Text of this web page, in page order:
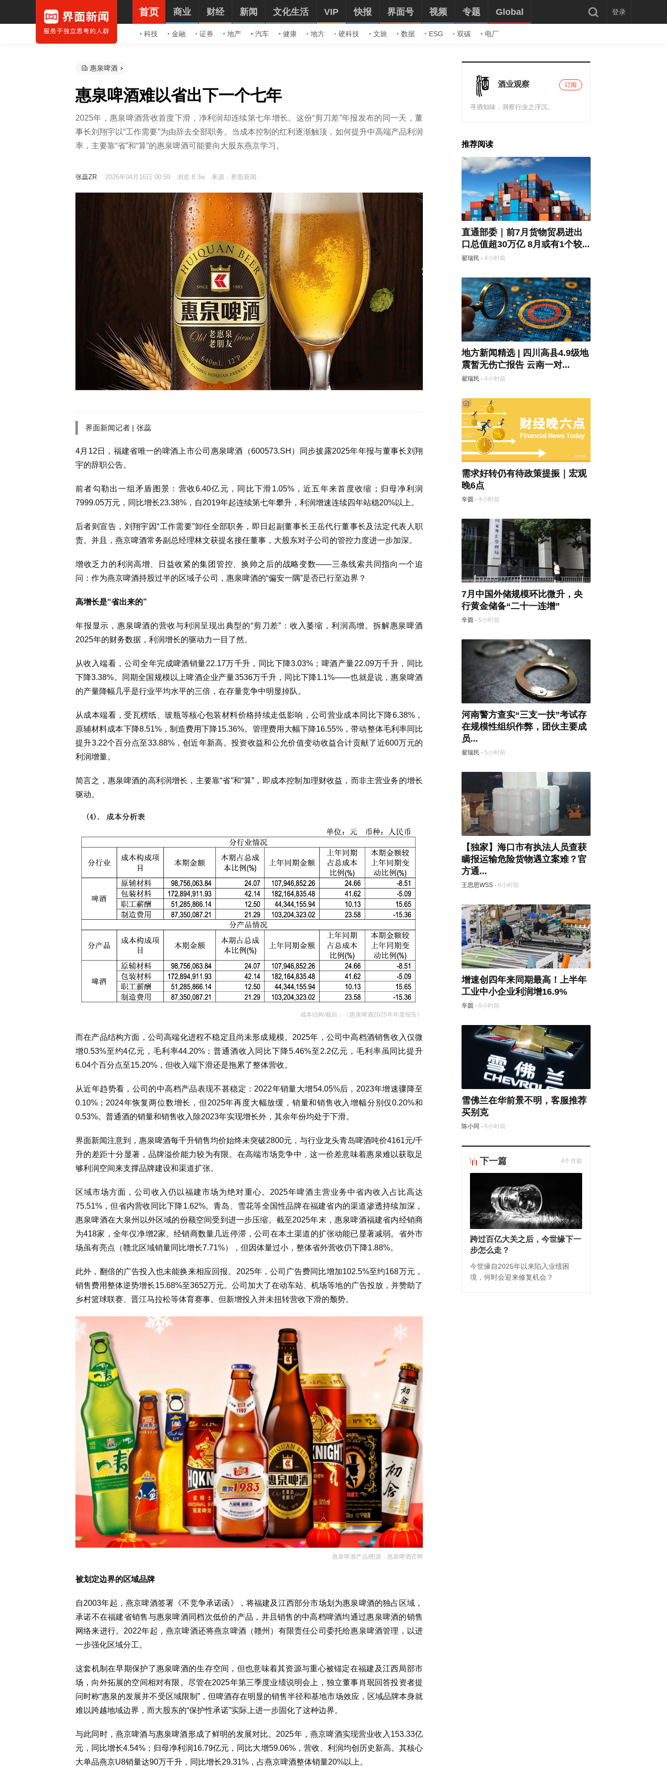
首页
科技 金融 证券 地产 汽车 健康 地方 硬科技 文旅 数据 ESG 双碳 电厂
商业 财经 新闻 文化生活 VIP 快报 界面号 视频 专题 Global 登录
惠泉啤酒
惠泉啤酒难以省出下一个七年
2025年，惠泉啤酒营收首度下滑，净利润却连续第七年增长。这份“剪刀差”年报发布的同一天，董
事长刘翔宇以“工作需要”为由辞去全部职务。当成本控制的红利逐渐触顶，如何提升中高端产品利润
率，主要靠“省”和“算”的惠泉啤酒可能要向大股东燕京学习。
张蕊ZR 2026年04月16日 00:59 浏览 8.3w 来源：界面新闻
界面新闻记者 | 张蕊
4月12日，福建省唯一的啤酒上市公司惠泉啤酒（600573.SH）同步披露2025年年报与董事长刘翔
宇的辞职公告。
前者勾勒出一组矛盾图景：营收6.40亿元，同比下滑1.05%，近五年来首度收缩；归母净利润
7999.05万元，同比增长23.38%，自2019年起连续第七年攀升，利润增速连续四年站稳20%以上。
后者则宣告，刘翔宇因“工作需要”卸任全部职务，即日起副董事长王岳代行董事长及法定代表人职
责。并且，‌燕京啤酒常务副总经理林文获提名接任董事，大股东对子公司的管控力度进一步加深。
增收乏力的利润高增、日益收紧的集团管控、换帅之后的战略变数——三条线索共同指向一个追
问：作为燕京啤酒持股过半的区域子公司，惠泉啤酒的“偏安一隅”是否已行至边界？
高增长是“省出来的”
年报显示，惠泉啤酒的营收与利润呈现出典型的“剪刀差”：收入萎缩，利润高增。 拆解惠泉啤酒
2025年的财务数据，利润增长的驱动力一目了然。
从收入端看，公司全年完成啤酒销量22.17万千升，同比下降3.03%；啤酒产量22.09万千升，同比
下降3.38%。同期全国规模以上啤酒企业产量3536万千升，同比下降1.1%——也就是说，惠泉啤酒
的产量降幅几乎是行业平均水平的三倍 ，在存量竞争中明显掉队。
从成本端看，受瓦楞纸、玻瓶等核心包装材料价格持续走低影响，公司营业成本同比下降6.38%，
原辅材料成本下降8.51%，制造费用下降15.36%。管理费用大幅下降16.55%，带动整体毛利率同比
提升3.22个百分点至33.88%，创近年新高。投资收益和公允价值变动收益合计贡献了近600万元的
利润增量。
简言之，惠泉啤酒的高利润增长，主要靠“省”和“算”，即成本控制加理财收益，而非主营业务的增长
驱动。
成本结构/截自：《惠泉啤酒2025年年度报告》
而在产品结构方面，公司高端化进程不稳定且尚未形成规模。2025年，公司中高档酒销售收入仅微
增0.53%至约4亿元，毛利率44.20%；普通酒收入同比下降5.46%至2.2亿元，毛利率虽同比提升
6.04个百分点至15.20%，但收入端下滑还是拖累了整体营收。
从近年趋势看，公司的中高档产品表现不甚稳定：2022年销量大增54.05%后，2023年增速骤降至
0.10%；2024年恢复两位数增长，但2025年再度大幅放缓，销量和销售收入增幅分别仅0.20%和
0.53%。普通酒的销量和销售收入除2023年实现增长外，其余年份均处于下滑。
界面新闻注意到，惠泉啤酒每千升销售均价始终未突破2800元，与行业龙头青岛啤酒吨价4161元/千
升的差距十分显著，品牌溢价能力较为有限。在高端市场竞争中，这一价差意味着惠泉难以获取足
够利润空间来支撑品牌建设和渠道扩张。
区域市场方面，公司收入仍以福建市场为绝对重心。2025年啤酒主营业务中省内收入占比高达
75.51%，但省内营收同比下降1.62%。青岛、雪花等全国性品牌在福建省内的渠道渗透持续加深，
惠泉啤酒在大泉州以外区域的份额空间受到进一步压缩。 截至2025年末，惠泉啤酒福建省内经销商
为418家，全年仅净增2家。经销商数量几近停滞，公司在本土渠道的扩张动能已显著减弱。 省外市
场虽有亮点（赣北区域销量同比增长7.71%），但因体量过小，整体省外营收仍下降1.88%。
此外，翻倍的广告投入也未能换来相应回报。2025年，公司广告费同比增加102.5%至约168万元，
销售费用整体逆势增长15.68%至3652万元。公司加大了在动车站、机场等地的广告投放，并赞助了
乡村篮球联赛、晋江马拉松等体育赛事。但新增投入并未扭转营收下滑的颓势。
惠泉啤酒产品/图源：惠泉啤酒官网
被划定边界的区域品牌
自2003年起，燕京啤酒签署《不竞争承诺函》，将福建及江西部分市场划为惠泉啤酒的独占区域，
承诺不在福建省销售与惠泉啤酒同档次低价的产品，并且销售的中高档啤酒均通过惠泉啤酒的销售
网络来进行。2022年起，燕京啤酒还将燕京啤酒（赣州）有限责任公司委托给惠泉啤酒管理，以进
一步强化区域分工。
这套机制在早期保护了惠泉啤酒的生存空间，但也意味着其资源与重心被锚定在福建及江西局部市
场，向外拓展的空间相对有限。尽管在2025年第三季度业绩说明会上，独立董事肖珉回答投资者提
问时称“惠泉的发展并不受区域限制”，但啤酒存在明显的销售半径和基地市场效应，区域品牌本身就
难以跨越地域边界，而大股东的“保护性承诺”实际上进一步固化了这种边界。
与此同时，燕京啤酒与惠泉啤酒形成了鲜明的发展对比。2025年，燕京啤酒实现营业收入153.33亿
元，同比增长4.54%；归母净利润16.79亿元，同比大增59.06%，营收、利润均创历史新高。其核心
大单品燕京U8销量达90万千升，同比增长29.31%，占燕京啤酒整体销量20%以上。
酒业观察 订阅
寻酒知味，洞察行业之浮沉。
推荐阅读
直通部委｜前7月货物贸易进出
口总值超30万亿 8月或有1个较...
翟瑞民 · 4小时前
地方新闻精选 | 四川高县4.9级地
震暂无伤亡报告 云南一对...
翟瑞民 · 4小时前
需求好转仍有待政策提振｜宏观
晚6点
辛圆 · 4小时前
7月中国外储规模环比微升，央
行黄金储备“二十一连增”
辛圆 · 5小时前
河南警方查实“三支一扶”考试存
在规模性组织作弊，团伙主要成
员...
翟瑞民 · 5小时前
【独家】海口市有执法人员查获
瞒报运输危险货物遇立案难？官
方通...
王思思WSS · 6小时前
增速创四年来同期最高！上半年
工业中小企业利润增16.9%
辛圆 · 6小时前
雪佛兰在华前景不明，客服推荐
买别克
陈小同 · 6小时前
下一篇 4个月前
跨过百亿大关之后，今世缘下一
步怎么走？
今世缘自2025年以来陷入业绩困
境，何时会迎来修复机会？